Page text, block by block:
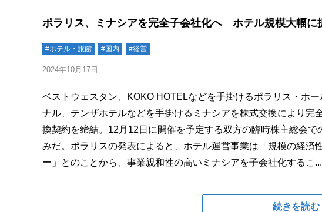
ポラリス、ミナシアを完全子会社化へ ホテル規模大幅に
#ホテル・旅館 #国内 #経営
2024年10月17日
ベストウェスタン、KOKO HOTELなどを手掛けるポラリス・ホ
ナル、テンザホテルなどを手掛けるミナシアを株式交換により完
換契約を締結。12月12日に開催を予定する双方の臨時株主総会
みだ。ポラリスの発表によると、ホテル運営事業は「規模の経済
ー」とのことから、事業親和性の高いミナシアを子会社化するこ...
続きを読む